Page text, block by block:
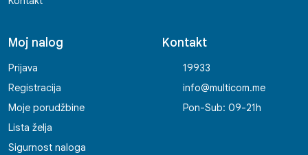
Moj nalog
Prijava
Registracija
Moje porudžbine
Lista želja
Sigurnost naloga
Kontakt
19933
info@multicom.me
Pon-Sub: 09-21h